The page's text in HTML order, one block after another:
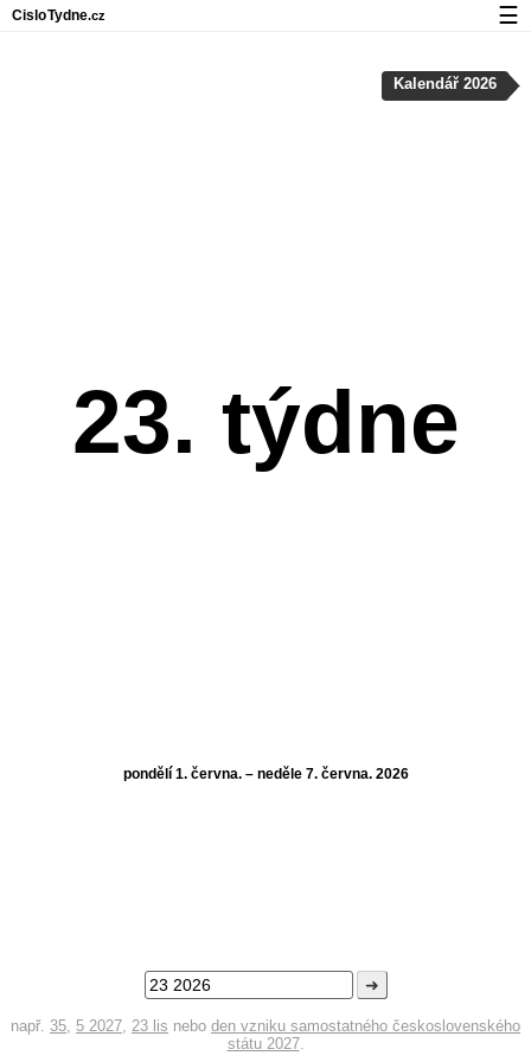
23. týdne
pondělí 1. června. – neděle 7. června. 2026
➜
např. 35, 5 2027, 23 lis nebo den vzniku samostatného československého
státu 2027.
Kalendář 2026
CisloTydne.cz ☰